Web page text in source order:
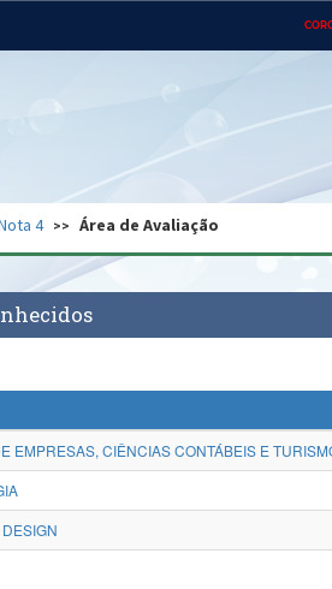
Ministério do
Regional
de Segurança Advocacia-Geral da
4 Área de Avaliação
EMPRESAS, CIÊNCIAS CONTÁBEIS E